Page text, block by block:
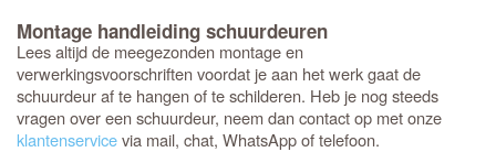
Montage handleiding schuurdeuren
Lees altijd de meegezonden montage en
verwerkingsvoorschriften voordat je aan het werk gaat de
schuurdeur af te hangen of te schilderen. Heb je nog steeds
vragen over een schuurdeur, neem dan contact op met onze
klantenservicevia mail, chat, WhatsApp of telefoon.